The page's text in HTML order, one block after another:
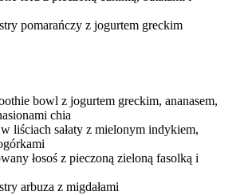
pomarańczy z jogurtem greckim
bowl z jogurtem greckim, ananasem,
chia
w liściach sałaty z mielonym indykiem,
łosoś z pieczoną zieloną fasolką i
arbuza z migdałami